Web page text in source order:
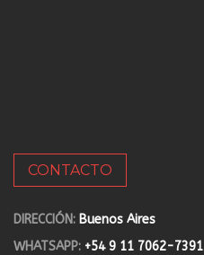
CONTACTO
DIRECCIÓN: Buenos Aires
WHATSAPP: +54 9 11 7062-7391